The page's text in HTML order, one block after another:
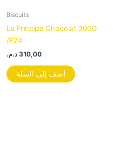
Biscuits
Lu Principe Chocolat 300G
/P24
310,00د.م.
أضف إلى السلة